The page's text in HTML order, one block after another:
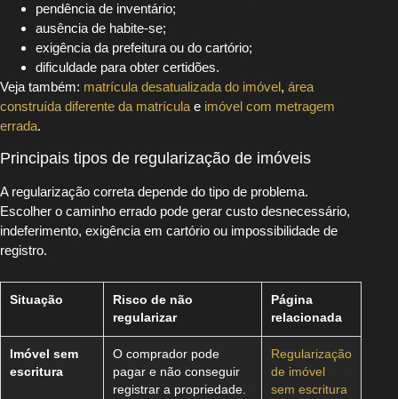
pendência de inventário;
ausência de habite-se;
exigência da prefeitura ou do cartório;
dificuldade para obter certidões.
Veja também: matrícula desatualizada do imóvel, área
construída diferente da matrícula e imóvel com metragem
errada.
Principais tipos de regularização de imóveis
A regularização correta depende do tipo de problema.
Escolher o caminho errado pode gerar custo desnecessário,
indeferimento, exigência em cartório ou impossibilidade de
registro.
Situação
Risco de não
regularizar
Página
relacionada
Imóvel sem
escritura
O comprador pode
pagar e não conseguir
registrar a propriedade.
Regularização
de imóvel
sem escritura